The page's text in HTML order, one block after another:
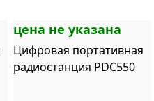
цена не указана
Цифровая портативная
радиостанция PDC550